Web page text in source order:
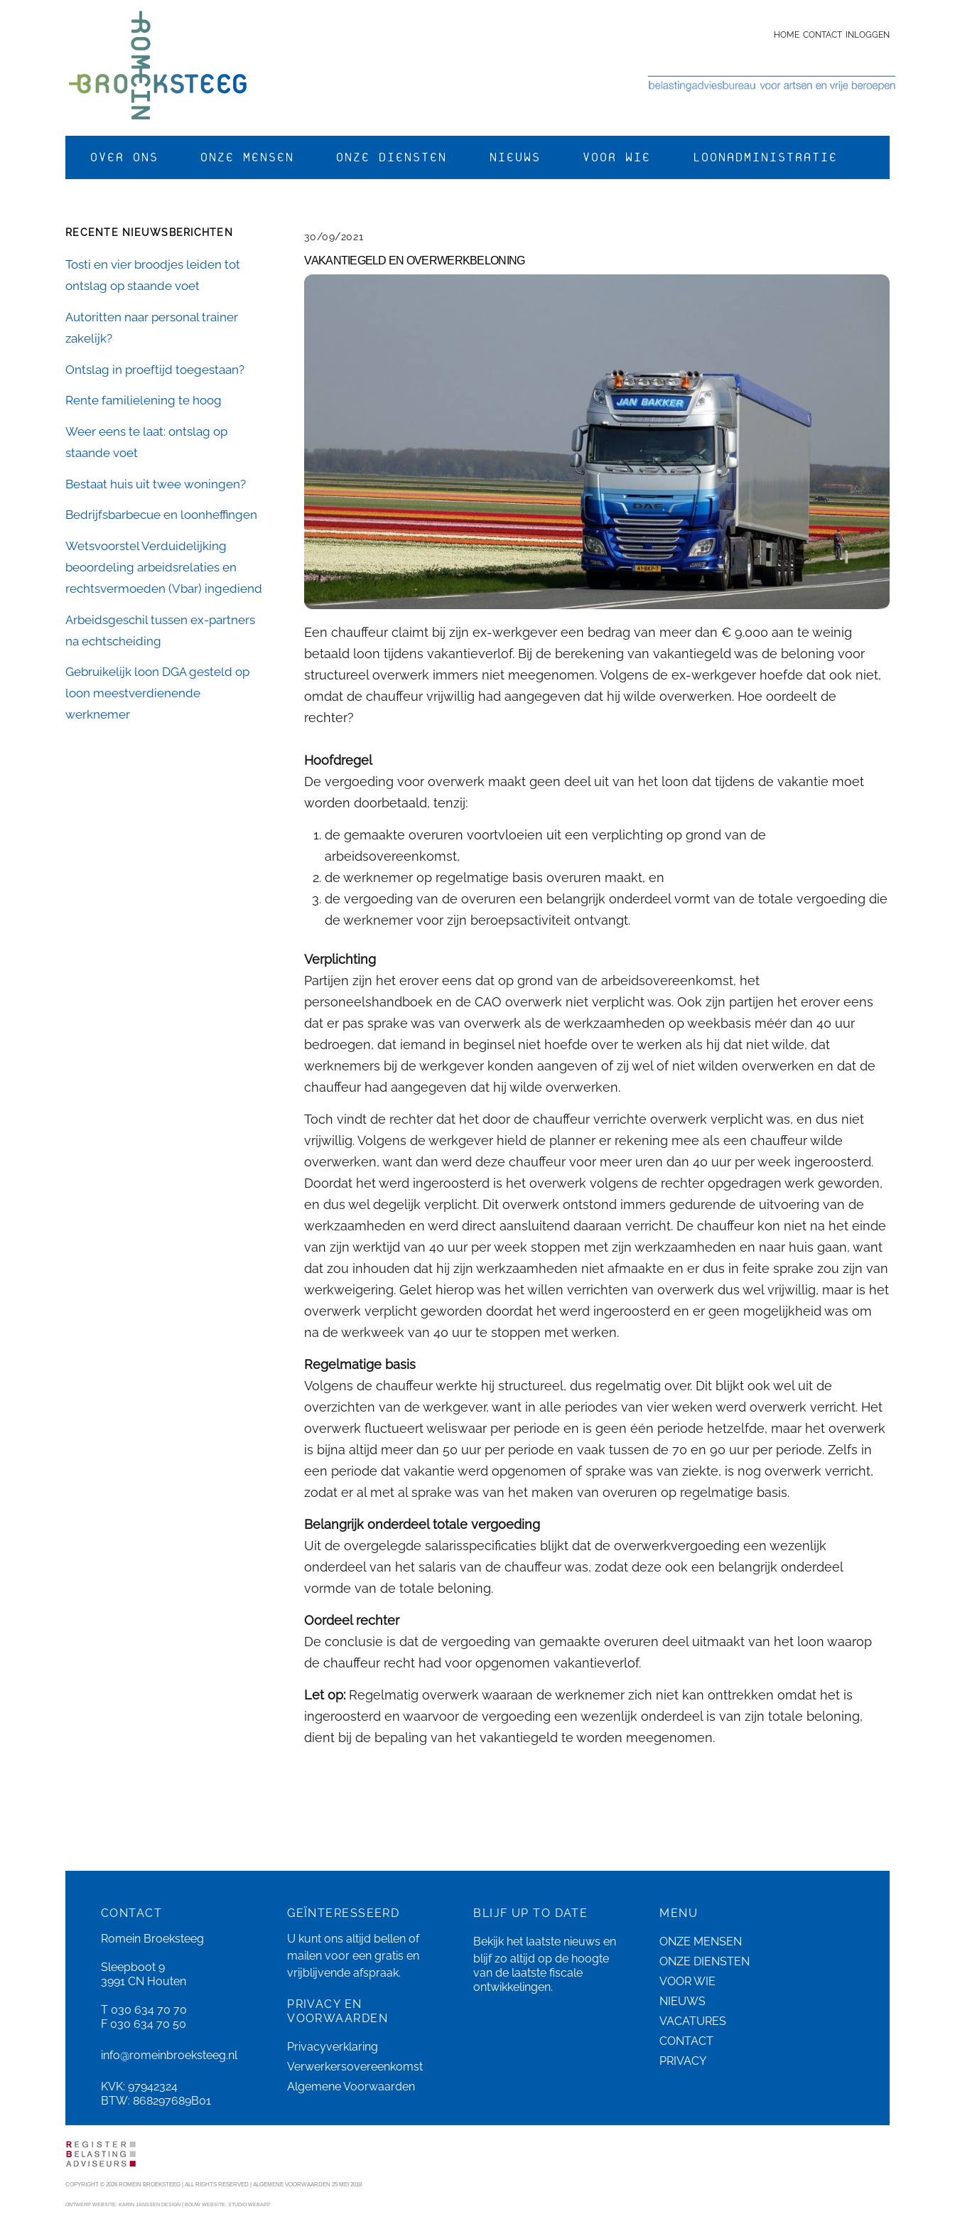
HOME CONTACT INLOGGEN
OVER ONS ONZE MENSEN ONZE DIENSTEN NIEUWS VOOR WIE LOONADMINISTRATIE
30/09/2021
VAKANTIEGELD EN OVERWERKBELONING
Een chauffeur claimt bij zijn ex-werkgever een bedrag van meer dan € 9.000 aan te weinig
betaald loon tijdens vakantieverlof. Bij de berekening van vakantiegeld was de beloning voor
structureel overwerk immers niet meegenomen. Volgens de ex-werkgever hoefde dat ook niet,
omdat de chauffeur vrijwillig had aangegeven dat hij wilde overwerken. Hoe oordeelt de
rechter?
Hoofdregel
De vergoeding voor overwerk maakt geen deel uit van het loon dat tijdens de vakantie moet
worden doorbetaald, tenzij:
de gemaakte overuren voortvloeien uit een verplichting op grond van de
arbeidsovereenkomst,
de werknemer op regelmatige basis overuren maakt, en
de vergoeding van de overuren een belangrijk onderdeel vormt van de totale vergoeding die
de werknemer voor zijn beroepsactiviteit ontvangt.
Verplichting
Partijen zijn het erover eens dat op grond van de arbeidsovereenkomst, het
personeelshandboek en de CAO overwerk niet verplicht was. Ook zijn partijen het erover eens
dat er pas sprake was van overwerk als de werkzaamheden op weekbasis méér dan 40 uur
bedroegen, dat iemand in beginsel niet hoefde over te werken als hij dat niet wilde, dat
werknemers bij de werkgever konden aangeven of zij wel of niet wilden overwerken en dat de
chauffeur had aangegeven dat hij wilde overwerken.
Toch vindt de rechter dat het door de chauffeur verrichte overwerk verplicht was, en dus niet
vrijwillig. Volgens de werkgever hield de planner er rekening mee als een chauffeur wilde
overwerken, want dan werd deze chauffeur voor meer uren dan 40 uur per week ingeroosterd.
Doordat het werd ingeroosterd is het overwerk volgens de rechter opgedragen werk geworden,
en dus wel degelijk verplicht. Dit overwerk ontstond immers gedurende de uitvoering van de
werkzaamheden en werd direct aansluitend daaraan verricht. De chauffeur kon niet na het einde
van zijn werktijd van 40 uur per week stoppen met zijn werkzaamheden en naar huis gaan, want
dat zou inhouden dat hij zijn werkzaamheden niet afmaakte en er dus in feite sprake zou zijn van
werkweigering. Gelet hierop was het willen verrichten van overwerk dus wel vrijwillig, maar is het
overwerk verplicht geworden doordat het werd ingeroosterd en er geen mogelijkheid was om
na de werkweek van 40 uur te stoppen met werken.
Regelmatige basis
Volgens de chauffeur werkte hij structureel, dus regelmatig over. Dit blijkt ook wel uit de
overzichten van de werkgever, want in alle periodes van vier weken werd overwerk verricht. Het
overwerk fluctueert weliswaar per periode en is geen één periode hetzelfde, maar het overwerk
is bijna altijd meer dan 50 uur per periode en vaak tussen de 70 en 90 uur per periode. Zelfs in
een periode dat vakantie werd opgenomen of sprake was van ziekte, is nog overwerk verricht,
zodat er al met al sprake was van het maken van overuren op regelmatige basis.
Belangrijk onderdeel totale vergoeding
Uit de overgelegde salarisspecificaties blijkt dat de overwerkvergoeding een wezenlijk
onderdeel van het salaris van de chauffeur was, zodat deze ook een belangrijk onderdeel
vormde van de totale beloning.
Oordeel rechter
De conclusie is dat de vergoeding van gemaakte overuren deel uitmaakt van het loon waarop
de chauffeur recht had voor opgenomen vakantieverlof.
Let op: Regelmatig overwerk waaraan de werknemer zich niet kan onttrekken omdat het is
ingeroosterd en waarvoor de vergoeding een wezenlijk onderdeel is van zijn totale beloning,
dient bij de bepaling van het vakantiegeld te worden meegenomen.
RECENTE NIEUWSBERICHTEN
Tosti en vier broodjes leiden tot
ontslag op staande voet
Autoritten naar personal trainer
zakelijk?
Ontslag in proeftijd toegestaan?
Rente familielening te hoog
Weer eens te laat: ontslag op
staande voet
Bestaat huis uit twee woningen?
Bedrijfsbarbecue en loonheffingen
Wetsvoorstel Verduidelijking
beoordeling arbeidsrelaties en
rechtsvermoeden (Vbar) ingediend
Arbeidsgeschil tussen ex-partners
na echtscheiding
Gebruikelijk loon DGA gesteld op
loon meestverdienende
werknemer
CONTACT
Romein Broeksteeg
Sleepboot 9
3991 CN Houten
T 030 634 70 70
F 030 634 70 50
info@romeinbroeksteeg.nl
KVK: 97942324
BTW: 868297689B01
GEÏNTERESSEERD
U kunt ons altijd bellen of
mailen voor een gratis en
vrijblijvende afspraak.
PRIVACY EN
VOORWAARDEN
Privacyverklaring
Verwerkersovereenkomst
Algemene Voorwaarden
BLIJF UP TO DATE
Bekijk het laatste nieuws en
blijf zo altijd op de hoogte
van de laatste fiscale
ontwikkelingen.
MENU
ONZE MENSEN
ONZE DIENSTEN
VOOR WIE
NIEUWS
VACATURES
CONTACT
PRIVACY
COPYRIGHT © 2026 ROMEIN BROEKSTEEG | ALL RIGHTS RESERVED | ALGEMENE VOORWAARDEN 25 MEI 2018
ONTWERP WEBSITE: KARIN JANSSEN DESIGN BOUW WEBSITE: STUDIO WEBAPP